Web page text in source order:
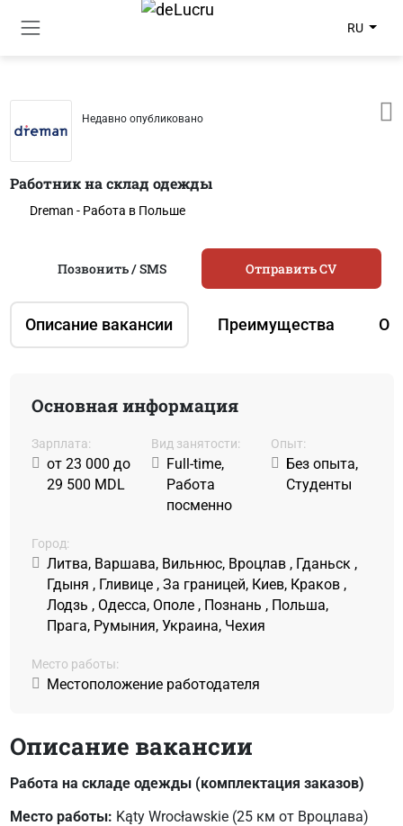
RU
Недавно опубликовано
Работник на склад одежды
Dreman - Работа в Польше
Описание вакансии Преимущества О
Позвонить / SMS Отправить CV
Основная информация
Зарплата:
от 23 000 до
29 500 MDL
Вид занятости:
Full-time,
Работа
посменно
Oпыт:
Без опыта,
Студенты
Город:
Литва, Варшава, Вильнюс, Вроцлав , Гданьск ,
Гдыня , Гливице , За границей, Киев, Краков ,
Лодзь , Одесса, Ополе , Познань , Польша,
Прага, Румыния, Украина, Чехия
Место работы:
Местоположение работодателя
Описание вакансии
Работа на складе одежды (комплектация заказов)
Место работы: Kąty Wrocławskie (25 км от Вроцлава)